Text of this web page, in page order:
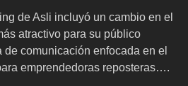
de Asli incluyó un cambio en el
atractivo para su público
comunicación enfocada en el
emprendedoras reposteras….